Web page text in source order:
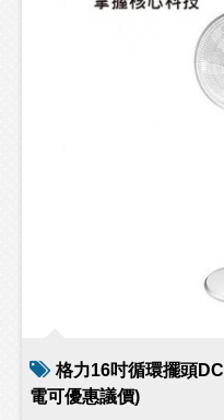
格力16吋循環擺頭
電可優惠議價)